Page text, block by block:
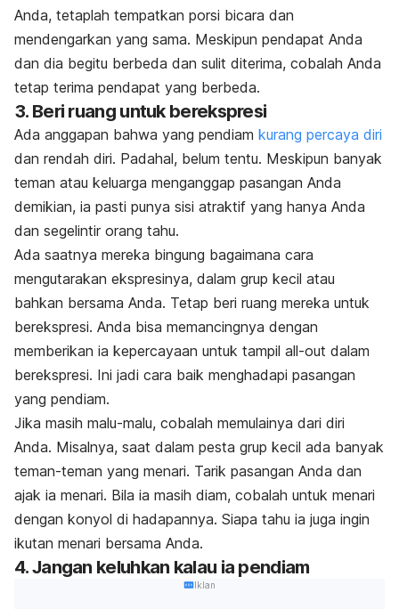
Anda, tetaplah tempatkan porsi bicara dan
mendengarkan yang sama. Meskipun pendapat Anda
dan dia begitu berbeda dan sulit diterima, cobalah Anda
tetap terima pendapat yang berbeda.
3. Beri ruang untuk berekspresi
Ada anggapan bahwa yang pendiam kurang percaya diri
dan rendah diri. Padahal, belum tentu. Meskipun banyak
teman atau keluarga menganggap pasangan Anda
demikian, ia pasti punya sisi atraktif yang hanya Anda
dan segelintir orang tahu.
Ada saatnya mereka bingung bagaimana cara
mengutarakan ekspresinya, dalam grup kecil atau
bahkan bersama Anda. Tetap beri ruang mereka untuk
berekspresi. Anda bisa memancingnya dengan
memberikan ia kepercayaan untuk tampil all-out dalam
berekspresi. Ini jadi cara baik menghadapi pasangan
yang pendiam.
Jika masih malu-malu, cobalah memulainya dari diri
Anda. Misalnya, saat dalam pesta grup kecil ada banyak
teman-teman yang menari. Tarik pasangan Anda dan
ajak ia menari. Bila ia masih diam, cobalah untuk menari
dengan konyol di hadapannya. Siapa tahu ia juga ingin
ikutan menari bersama Anda.
4. Jangan keluhkan kalau ia pendiam
Iklan